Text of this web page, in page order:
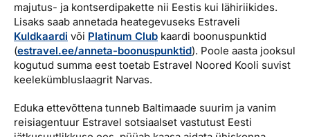
majutus- ja kontserdipakette nii Eestis kui lähiriikides.
Lisaks saab annetada heategevuseks Estraveli
Kuldkaardi või Platinum Club kaardi boonuspunktid
(estravel.ee/anneta-boonuspunktid). Poole aasta jooksul
kogutud summa eest toetab Estravel Noored Kooli suvist
keelekümbluslaagrit Narvas.
Eduka ettevõttena tunneb Baltimaade suurim ja vanim
reisiagentuur Estravel sotsiaalset vastutust Eesti